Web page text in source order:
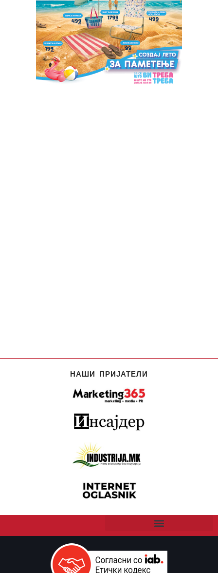
НАШИ ПРИЈАТЕЛИ